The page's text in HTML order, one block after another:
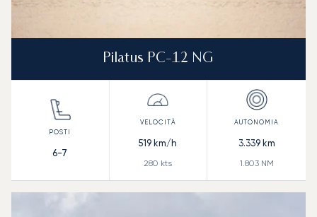
Pilatus PC-12 NG
6-7
519 km/h
280 kts
3.339km
1.803NM